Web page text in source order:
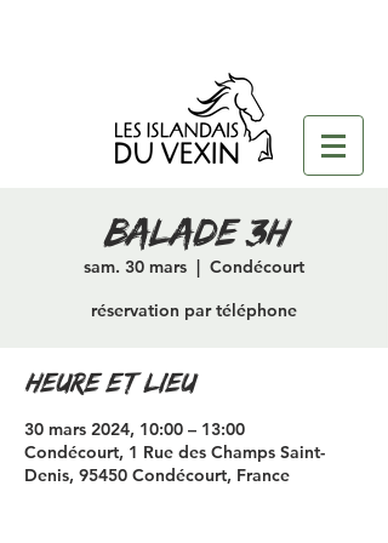
Balade 3H
sam. 30 mars
  |
Condécourt
réservation par téléphone
Heure et lieu
30 mars 2024, 10:00 – 13:00
Condécourt, 1 Rue des Champs Saint-
Denis, 95450 Condécourt, France